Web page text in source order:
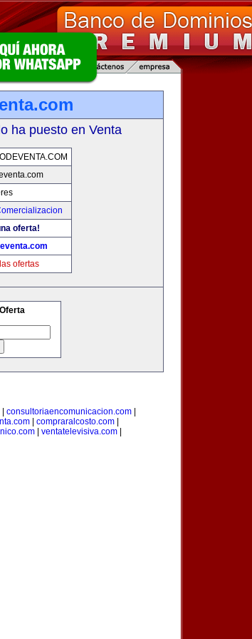
ha puesto en Venta
oferta!
ofertas
consultoriaencomunicacion.com
compraralcosto.com
ventatelevisiva.com